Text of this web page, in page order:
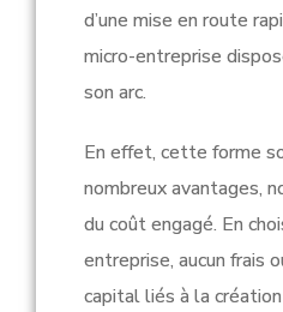
d’une mise en route
micro-entreprise
son arc.
En effet, cette forme
nombreux avantages,
du coût engagé. En
entreprise, aucun frais
capital liés à la